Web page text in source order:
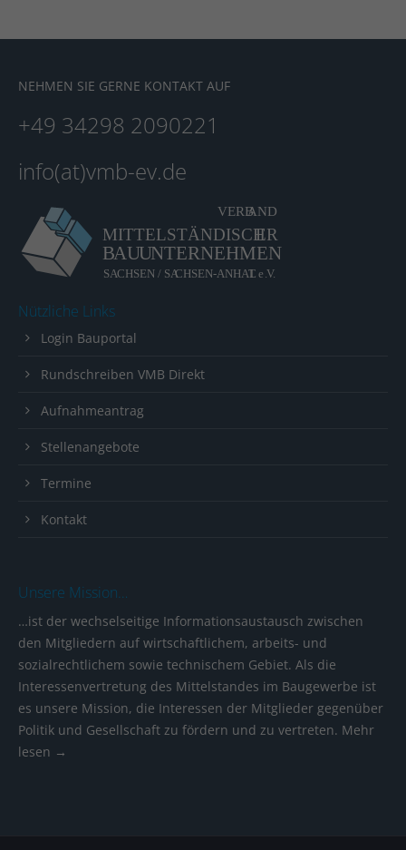
About us
adipiscing elit.
Aenean commodo ligula eget dolor. Aenean massa.
Cum sociis natoque penatibus et magnis dis
quam felis, ultricies nec.
NEHMEN SIE GERNE KONTAKT AUF
+49 34298 2090221
info(at)vmb-ev.de
Nützliche Links
Login Bauportal
Rundschreiben VMB Direkt
Aufnahmeantrag
Stellenangebote
Termine
Kontakt
Unsere Mission…
…ist der wechselseitige Informationsaustausch zwischen
den Mitgliedern auf wirtschaftlichem, arbeits- und
sozialrechtlichem sowie technischem Gebiet. Als die
Interessenvertretung des Mittelstandes im Baugewerbe ist
es unsere Mission, die Interessen der Mitglieder gegenüber
Politik und Gesellschaft zu fördern und zu vertreten. Mehr
lesen →